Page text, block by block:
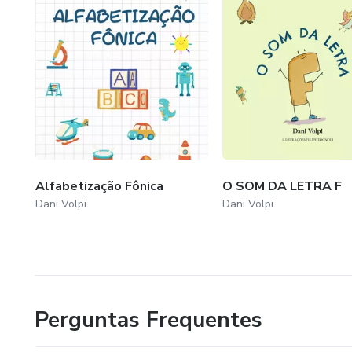
✅ Incentiva a oralidade das
✅ É visual, lúdico e
🎁 Bônus especial:
Ao adquirir o e-book, você
articulação dos sons das
🛒 Garanta agora o seu
Alfabetização Fônica
Dani Volpi
O SOM DA LETRA F
Dani Volpi
Perguntas Frequentes